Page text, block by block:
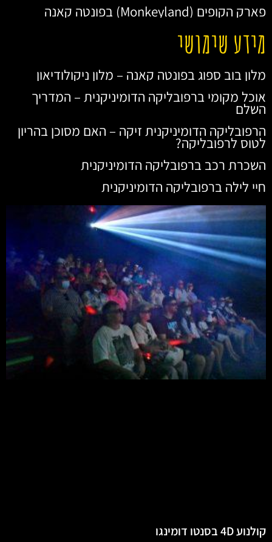
פארק הקופים (Monkeyland) בפונטה קאנה
מידע שימושי
מלון בוב ספוג בפונטה קאנה – מלון ניקולודיאון
אוכל מקומי ברפובליקה הדומיניקנית – המדריך
השלם
הרפובליקה הדומיניקנית זיקה – האם מסוכן בהריון
לטוס לרפובליקה?
השכרת רכב ברפובליקה הדומיניקנית
חיי לילה ברפובליקה הדומיניקנית
קולנוע 4D בסנטו דומינגו